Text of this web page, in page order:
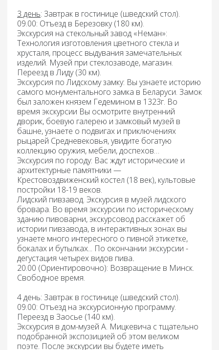
3 день: Завтрак в гостинице (шведский стол).
09.00: Отъезд в Березовку (180 км).
Экскурсия на стекольный завод «Неман»:
Технология изготовления цветного стекла и
хрусталя, процесс выдувания замечательных
изделий. Музей при стеклозаводе, магазин.
Переезд в Лиду (30 км).
Экскурсия по Лидскому замку: Вы узнаете историю
самого монументального замка в Беларуси. Замок
был заложен князем Гедемином в 1323г. Во
время экскурсии Вы осмотрите внутренний
дворик, боевую галерею и замковый музей в
башне, узнаете о подвигах и приключениях
рыцарей Средневековья, увидите богатую
коллекцию оружия, мебели, доспехов…
Экскурсия по городу: Вас ждут исторические и
архитектурные памятники —
Крестовоздвиженский костел (18 век), культовые
постройки 18-19 веков.
Лидский пивзавод. Экскурсия в музей лидского
бровара. Во время экскурсии по историческому
зданию пивоварни, экскурсовод расскажет об
истории пивзавода, в интерактивных зонах вы
узнаете много интересного о пивной этикетке,
бокалах и бутылках... По окончании экскурсии -
дегустация четырех видов пива.
20.00 (Ориентировочно): Возвращение в Минск.
Свободное время.
4 день: Завтрак в гостинице (шведский стол).
09.00: Отъезд на экскурсионную программу.
Переезд в Заосье (140 км).
Экскурсия в дом-музей А. Мицкевича с тщательно
подобранной экспозицией об этом великом
поэте. После экскурсии вы будете иметь